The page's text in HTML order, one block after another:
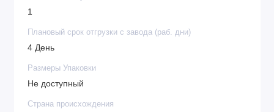
1
Плановый срок отгрузки с завода (раб. дни)
4 День
Размеры Упаковки
Не доступный
Страна происхождения